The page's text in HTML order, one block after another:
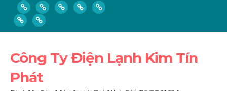
Công Ty Điện Lạnh Kim Tín
Phát